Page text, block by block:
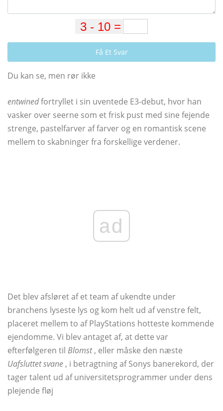
Få Et Svar
Du kan se, men rør ikke
entwinedfortryllet i sin uventede E3-debut, hvor han
vasker over seerne som et frisk pust med sine fejende
strenge, pastelfarver af farver og en romantisk scene
mellem to skabninger fra forskellige verdener.
ad
Det blev afsløret af et team af ukendte under
branchens lyseste lys og kom helt ud af venstre felt,
placeret mellem to af PlayStations hotteste kommende
ejendomme. Vi blev antaget af, at dette var
efterfølgeren til Blomst, eller måske den næste
Uafsluttet svane , i betragtning af Sonys banerekord, der
tager talent ud af universitetsprogrammer under dens
plejende fløj